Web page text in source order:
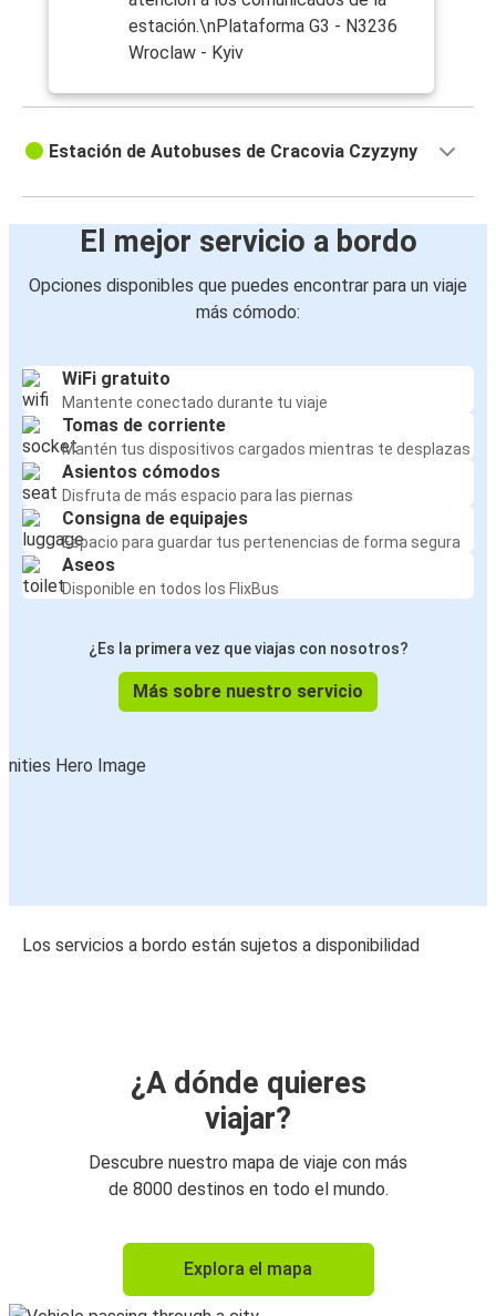
estación.\nPlataforma G3 - N3236
Wroclaw - Kyiv
Estación de Autobuses de Cracovia Czyzyny
El mejor servicio a bordo
Opciones disponibles que puedes encontrar para un viaje
más cómodo:
WiFi gratuito
Mantente conectado durante tu viaje
Tomas de corriente
Mantén tus dispositivos cargados mientras te desplazas
Asientos cómodos
Disfruta de más espacio para las piernas
Consigna de equipajes
Espacio para guardar tus pertenencias de forma segura
Aseos
Disponible en todos los FlixBus
¿Es la primera vez que viajas con nosotros?
Más sobre nuestro servicio
Los servicios a bordo están sujetos a disponibilidad
¿A dónde quieres
viajar?
Descubre nuestro mapa de viaje con más
de 8000 destinos en todo el mundo.
Explora el mapa